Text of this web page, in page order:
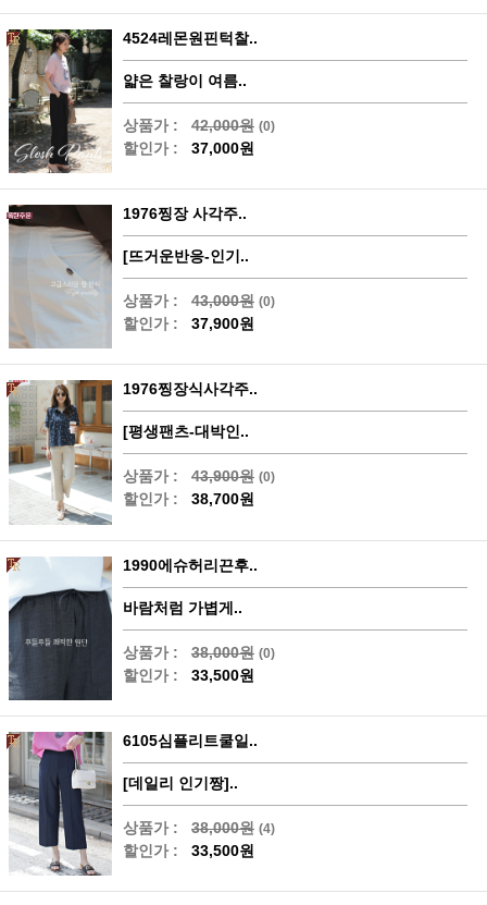
4524레몬원핀턱찰..
얇은 찰랑이 여름..
상품가 : 42,000원 (0)
할인가 : 37,000원
1976찡장 사각주..
[뜨거운반응-인기..
상품가 : 43,000원 (0)
할인가 : 37,900원
1976찡장식사각주..
[평생팬츠-대박인..
상품가 : 43,900원 (0)
할인가 : 38,700원
1990에슈허리끈후..
바람처럼 가볍게..
상품가 : 38,000원 (0)
할인가 : 33,500원
6105심플리트쿨일..
[데일리 인기짱]..
상품가 : 38,000원 (4)
할인가 : 33,500원